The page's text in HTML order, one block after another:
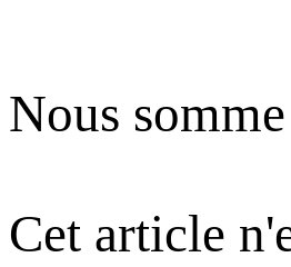
Nous
Cet article